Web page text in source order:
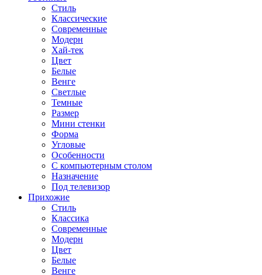
Стиль
Классические
Современные
Модерн
Хай-тек
Цвет
Белые
Венге
Светлые
Темные
Размер
Мини стенки
Форма
Угловые
Особенности
С компьютерным столом
Назначение
Под телевизор
Прихожие
Стиль
Классика
Современные
Модерн
Цвет
Белые
Венге